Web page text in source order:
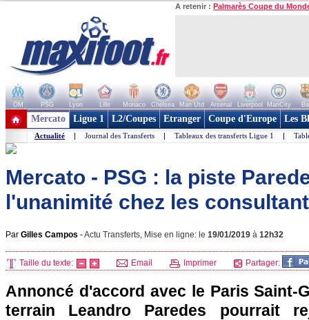
A retenir : Palmarès Coupe du
OM PSG Lyon Lille Monaco Chelsea Man Utd Arsenal Liverpool ManCity
+ de clubs
Mercato Ligue 1 L2/Coupes Etranger Coupe d'Europe Les
Actualité | Journal des Transferts | Tableaux des transferts Ligue 1 |
Mercato - PSG : la piste
l'unanimité chez les
Par Gilles Campos -Actu Transferts, Mise en ligne: le 19/01/2019 à 12h32
Taille du texte: Email Imprimer Partager:
Annoncé d'accord avec le Paris Saint-
terrain Leandro Paredes pourrait